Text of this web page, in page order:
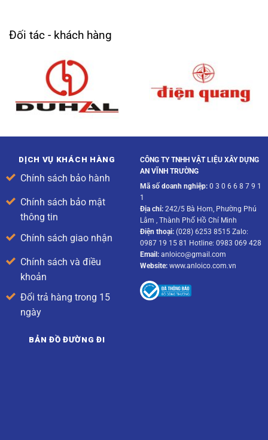
Đối tác - khách hàng
DỊCH VỤ KHÁCH HÀNG
Chính sách bảo hành
Chính sách bảo mật
thông tin
Chính sách giao nhận
Chính sách và điều
khoản
Đổi trả hàng trong 15
ngày
CÔNG TY TNHH VẬT LIỆU XÂY DỰNG
AN VĨNH TRƯỜNG
Mã số doanh nghiệp:0 3 0 6 6 8 7 9 1
1
Địa chỉ:242/5 Bà Hom, Phường Phú
Lâm , Thành Phố Hồ Chí Minh
Điện thoại:(028) 6253 8515 Zalo:
0987 19 15 81 Hotline: 0983 069 428
Email:anloico@gmail.com
Website:www.anloico.com.vn
BẢN ĐỒ ĐƯỜNG ĐI